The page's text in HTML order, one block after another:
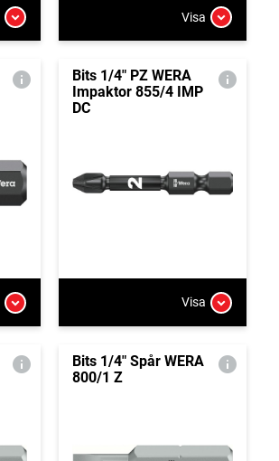
Visa
Bits 1/4" PZ WERA
Impaktor 855/4 IMP
DC
Visa
Bits 1/4" Spår WERA
800/1 Z